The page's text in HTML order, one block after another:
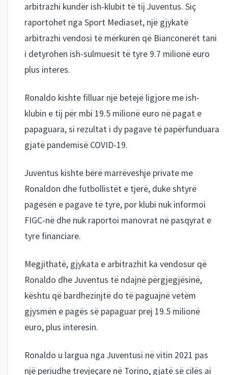
arbitrazhi kundër ish-klubit të tij Juventus. Siç
raportohet nga Sport Mediaset, një gjykatë
arbitrazhi vendosi të mërkurën që Bianconerët tani
i detyrohen ish-sulmuesit të tyre 9.7 milionë euro
plus interes.
Ronaldo kishte filluar një betejë ligjore me ish-
klubin e tij për mbi 19.5 milionë euro në pagat e
papaguara, si rezultat i dy pagave të papërfunduara
gjatë pandemisë COVID-19.
Juventus kishte bërë marrëveshje private me
Ronaldon dhe futbollistët e tjerë, duke shtyrë
pagesën e pagave të tyre, por klubi nuk informoi
FIGC-në dhe nuk raportoi manovrat në pasqyrat e
tyre financiare.
Megjithatë, gjykata e arbitrazhit ka vendosur që
Ronaldo dhe Juventus të ndajnë përgjegjësinë,
kështu që bardhezinjtë do të paguajnë vetëm
gjysmën e pagës së papaguar prej 19.5 milionë
euro, plus interesin.
Ronaldo u largua nga Juventusi në vitin 2021 pas
një periudhe trevjeçare në Torino, gjatë së cilës ai